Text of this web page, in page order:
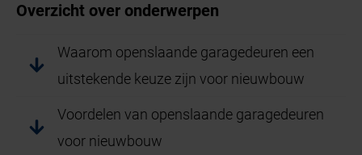
Overzicht over onderwerpen
Waarom openslaande garagedeuren een
uitstekende keuze zijn voor nieuwbouw
Voordelen van openslaande garagedeuren
voor nieuwbouw